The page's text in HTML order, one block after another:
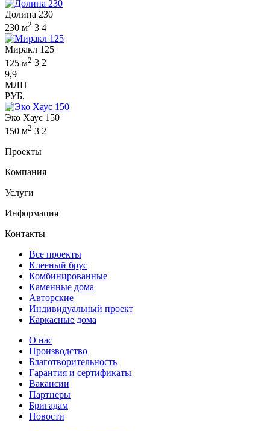
Долина 230
230 м2 3 4
Миракл 125
125 м2 3 2
9,9
МЛН
РУБ.
Эко Хаус 150
150 м2 3 2
Проекты
Компания
Услуги
Информация
Контакты
Все проекты
Клееный брус
Комбинированные
Каменные дома
Авторские
Индивидуальный проект
Каркасные дома
О нас
Производство
Благотворительность
Гарантия и сертификаты
Вакансии
Партнеры
Бригадам
Новости